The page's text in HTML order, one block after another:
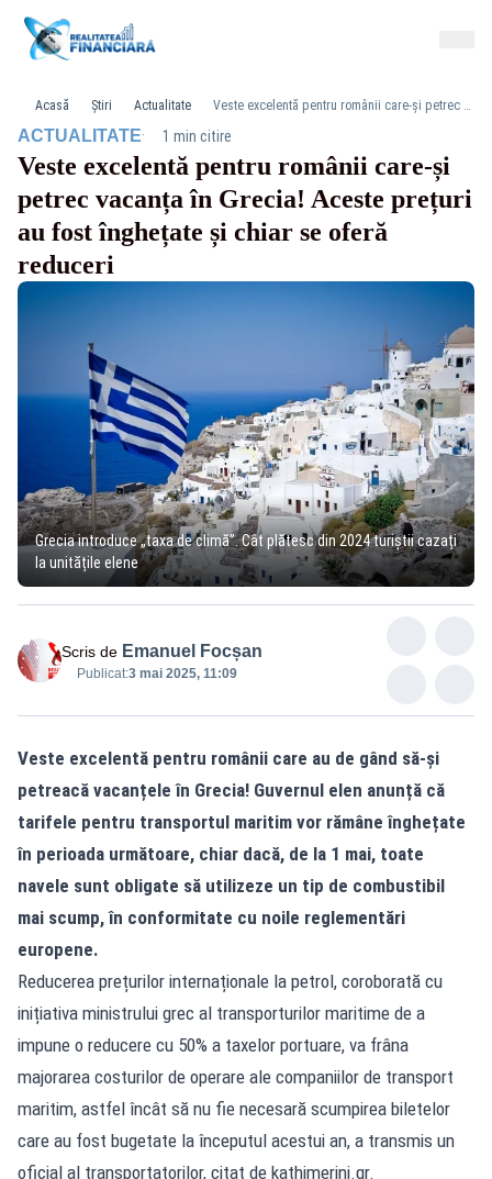
Acasă Știri Actualitate Veste excelentă pentru românii care-și petrec vacanța în Grecia! Aceste prețuri au fost înghețate și chiar se oferă reduceri
ACTUALITATE· 1 min citire
Veste excelentă pentru românii care-și
petrec vacanța în Grecia! Aceste prețuri
au fost înghețate și chiar se oferă
reduceri
Grecia introduce „taxa de climă”. Cât plătesc din 2024 turiștii cazați
la unitățile elene
Scris de Emanuel Focșan
Publicat:3 mai 2025, 11:09
Veste excelentă pentru românii care au de gând să-și
petreacă vacanțele în Grecia! Guvernul elen anunță că
tarifele pentru transportul maritim vor rămâne înghețate
în perioada următoare, chiar dacă, de la 1 mai, toate
navele sunt obligate să utilizeze un tip de combustibil
mai scump, în conformitate cu noile reglementări
europene.
Reducerea prețurilor internaționale la petrol, coroborată cu
inițiativa ministrului grec al transporturilor maritime de a
impune o reducere cu 50% a taxelor portuare, va frâna
majorarea costurilor de operare ale companiilor de transport
maritim, astfel încât să nu fie necesară scumpirea biletelor
care au fost bugetate la începutul acestui an, a transmis un
oficial al transportatorilor, citat de kathimerini.gr.